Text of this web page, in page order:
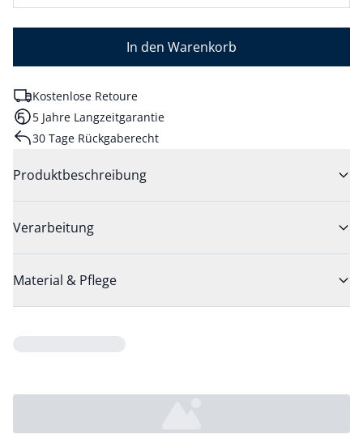
In den Warenkorb
Kostenlose Retoure
5 Jahre Langzeitgarantie
30 Tage Rückgaberecht
Produktbeschreibung
Verarbeitung
Material & Pflege